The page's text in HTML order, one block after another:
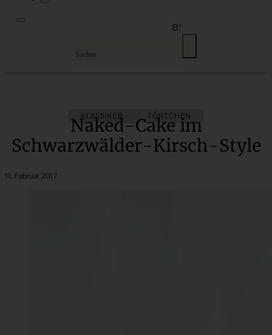
KLASSIKER TÖRTCHEN
Naked-Cake im
Schwarzwälder-Kirsch-Style
11. Februar 2017